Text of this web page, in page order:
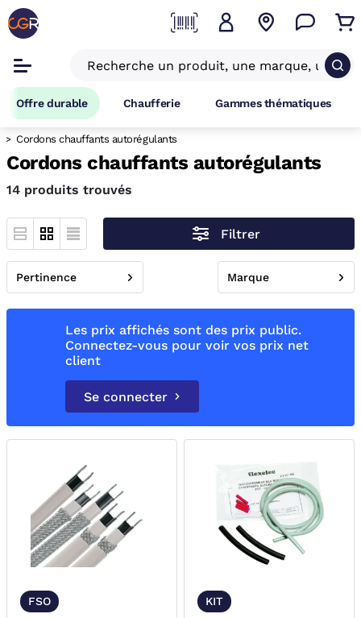
Offre durable Chaufferie Gammes thématiques
Cordons chauffants autorégulants
Cordons chauffants autorégulants
14 produits trouvés
Filtrer
Pertinence Marque
Les prix affichés sont des prix public.
Connectez-vous pour voir vos prix net
client
Se connecter
FSO KIT